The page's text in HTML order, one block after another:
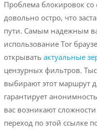
Проблема блокировок со
довольно остро, что
пути. Самым надежным
использование Tor
открывать актуальные
цензурных фильтров.
выбирают этот маршрут
гарантирует
вас возникают
переход по этой ссылке